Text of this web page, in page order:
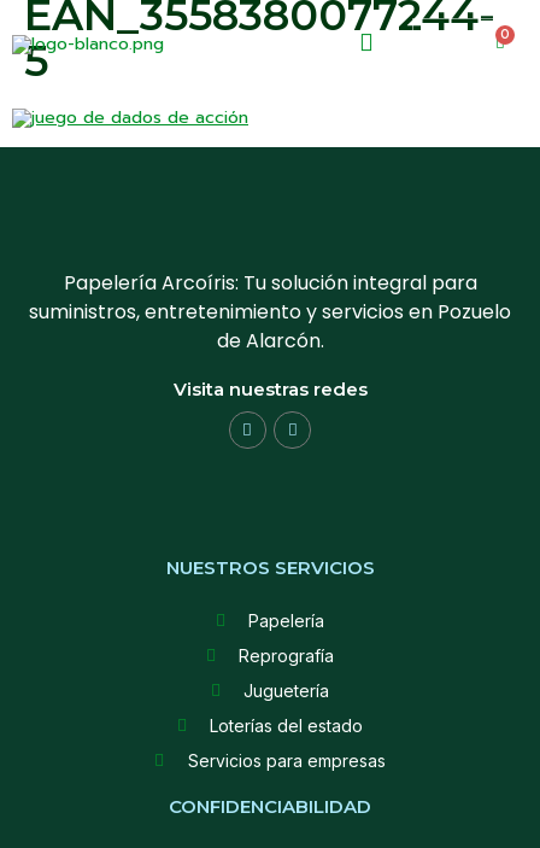
0
EAN_3558380077244-
5
Papelería Arcoíris: Tu solución integral para
suministros, entretenimiento y servicios en Pozuelo
de Alarcón.
Visita nuestras redes
NUESTROS SERVICIOS
Papelería
Reprografía
Juguetería
Loterías del estado
Servicios para empresas
CONFIDENCIABILIDAD